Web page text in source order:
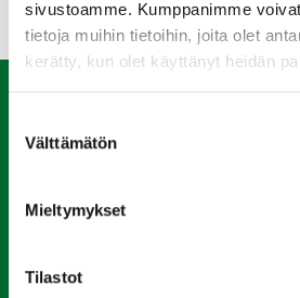
sivustoamme. Kumppanimme
tietoja muihin tietoihin, joita olet
kerätty, kun olet käyttänyt heidän
valinta
Välttämätön
Mieltymykset
Tilastot